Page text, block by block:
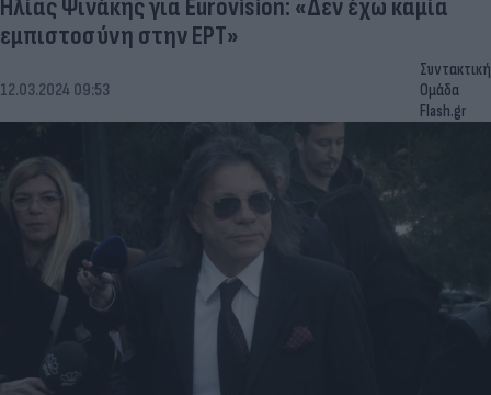
Ηλίας Ψινάκης για Eurovision: «Δεν έχω καμία
εμπιστοσύνη στην ΕΡΤ»
12.03.2024 09:53
Συντακτική
Ομάδα
Flash.gr